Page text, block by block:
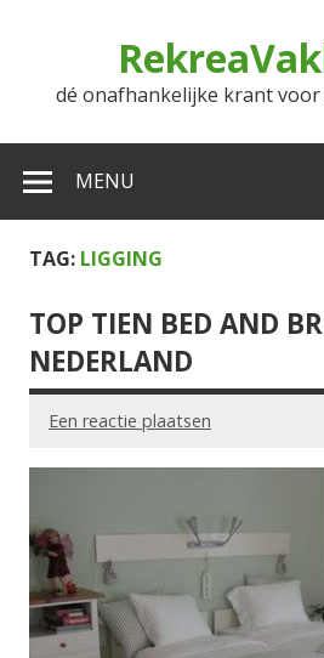
dé onafhankelijke krant
MENU
TAG: LIGGING
TOP TIEN BED AND
NEDERLAND
Een reactie plaatsen